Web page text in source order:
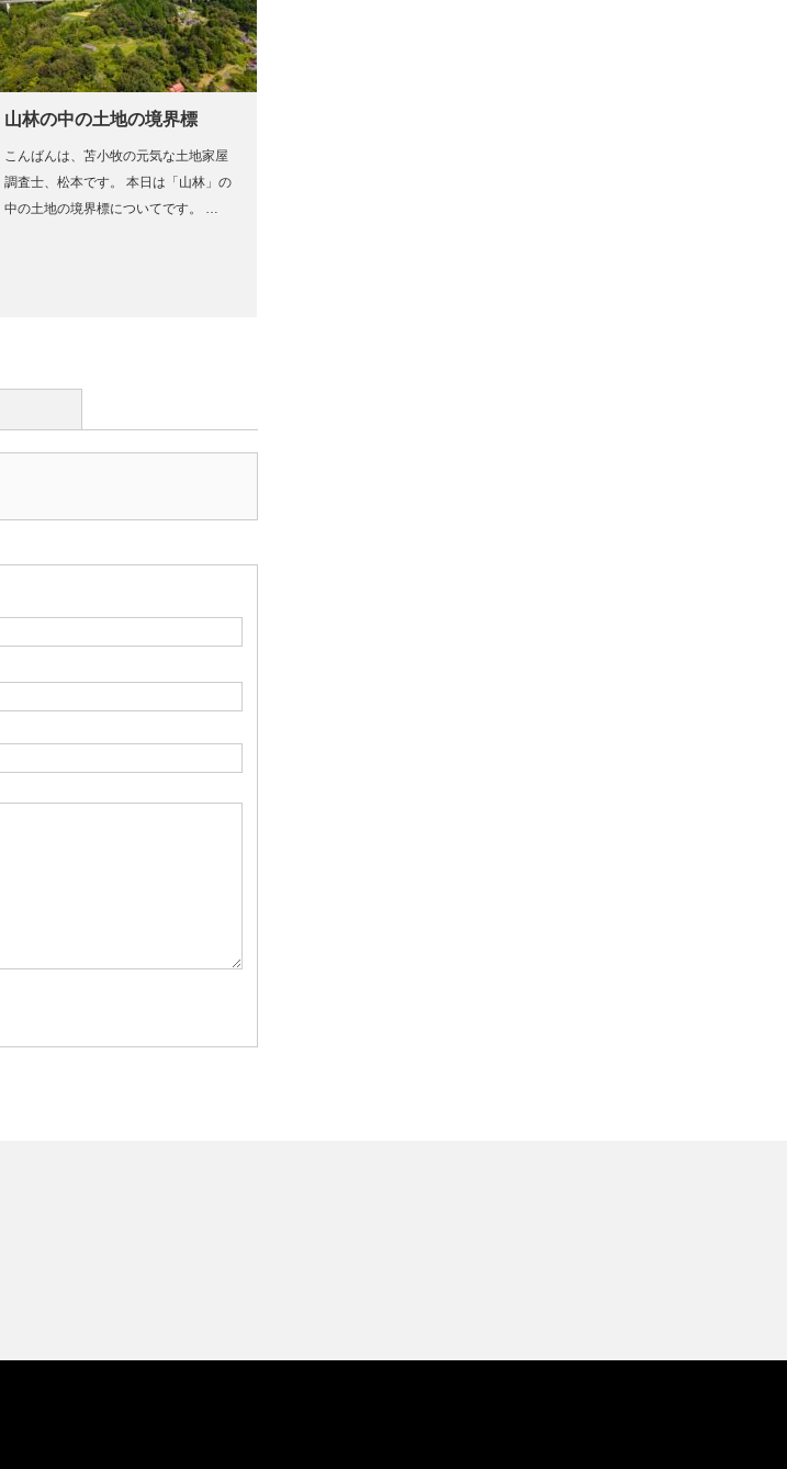
山林の中の土地の境界標
こんばんは、苫小牧の元気な土地家屋
調査士、松本です。 本日は「山林」の
中の土地の境界標についてです。 …